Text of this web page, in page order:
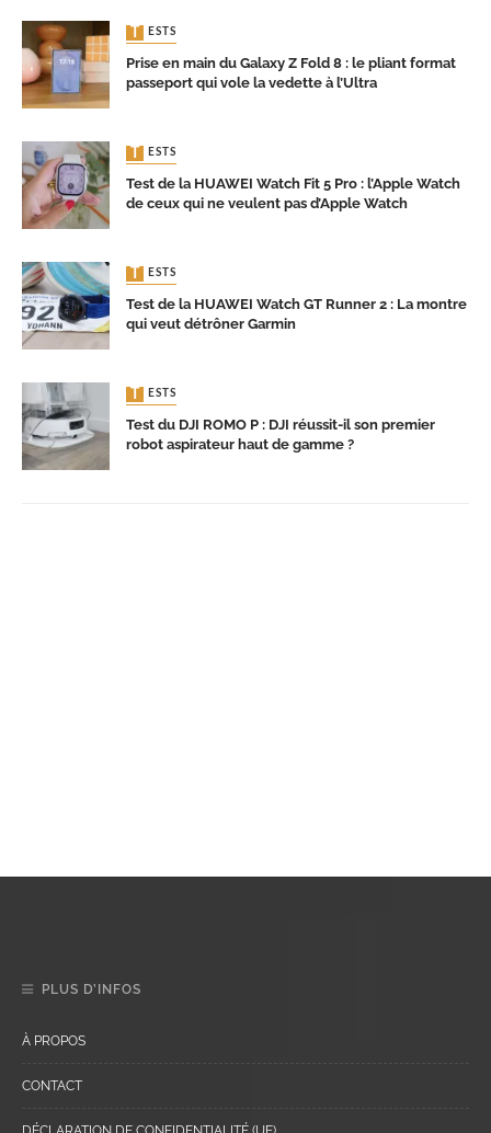
TESTS
Prise en main du Galaxy Z Fold 8 : le pliant format
passeport qui vole la vedette à l’Ultra
TESTS
Test de la HUAWEI Watch Fit 5 Pro : l’Apple Watch
de ceux qui ne veulent pas d’Apple Watch
TESTS
Test de la HUAWEI Watch GT Runner 2 : La montre
qui veut détrôner Garmin
TESTS
Test du DJI ROMO P : DJI réussit-il son premier
robot aspirateur haut de gamme ?
PLUS D’INFOS
À PROPOS
CONTACT